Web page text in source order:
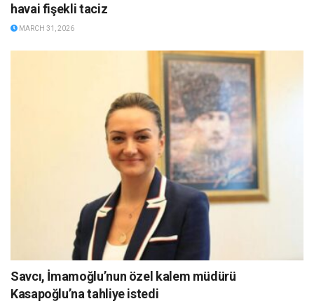
havai fişekli taciz
MARCH 31, 2026
Savcı, İmamoğlu’nun özel kalem müdürü
Kasapoğlu’na tahliye istedi